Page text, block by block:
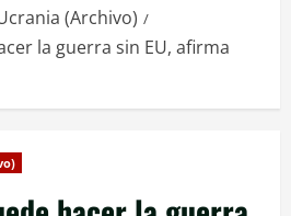
(Archivo)
la guerra sin EU, afirma